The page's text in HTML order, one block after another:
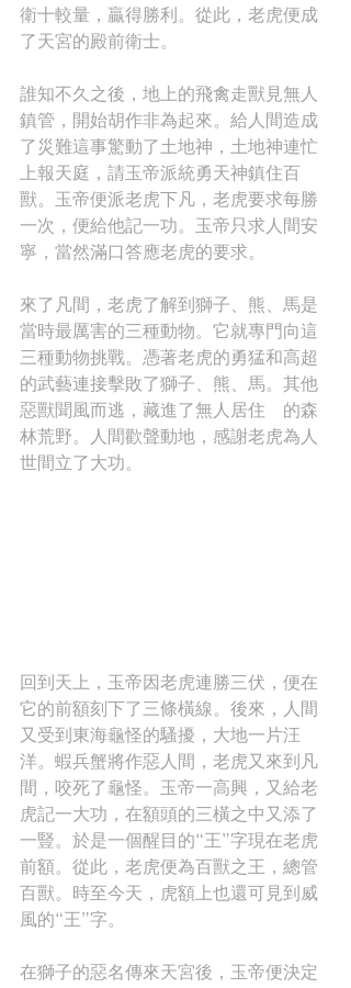
衛十較量，贏得勝利。從此，老虎便成
了天宮的殿前衛士。
誰知不久之後，地上的飛禽走獸見無人
鎮管，開始胡作非為起來。給人間造成
了災難這事驚動了土地神，土地神連忙
上報天庭，請玉帝派統勇天神鎮住百
獸。玉帝便派老虎下凡，老虎要求每勝
一次，便給他記一功。玉帝只求人間安
寧，當然滿口答應老虎的要求。
來了凡間，老虎了解到獅子、熊、馬是
當時最厲害的三種動物。它就專門向這
三種動物挑戰。憑著老虎的勇猛和高超
的武藝連接擊敗了獅子、熊、馬。其他
惡獸聞風而逃，藏進了無人居住　的森
林荒野。人間歡聲動地，感謝老虎為人
世間立了大功。
回到天上，玉帝因老虎連勝三伏，便在
它的前額刻下了三條橫線。後來，人間
又受到東海龜怪的騷擾，大地一片汪
洋。蝦兵蟹將作惡人間，老虎又來到凡
間，咬死了龜怪。玉帝一高興，又給老
虎記一大功，在額頭的三橫之中又添了
一豎。於是一個醒目的“王”字現在老虎
前額。從此，老虎便為百獸之王，總管
百獸。時至今天，虎額上也還可見到威
風的“王”字。
在獅子的惡名傳來天宮後，玉帝便決定